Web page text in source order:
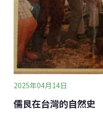
化，從褐色、灰色、綠
褐樹蛙在環境中更容易
年的6至9月是褐樹蛙的
溪流的周邊，在水中及
在一起鳴叫的伸展台，
～」的歌聲吸引雌蛙，
2025年04月14日
儒艮在台灣的自然史